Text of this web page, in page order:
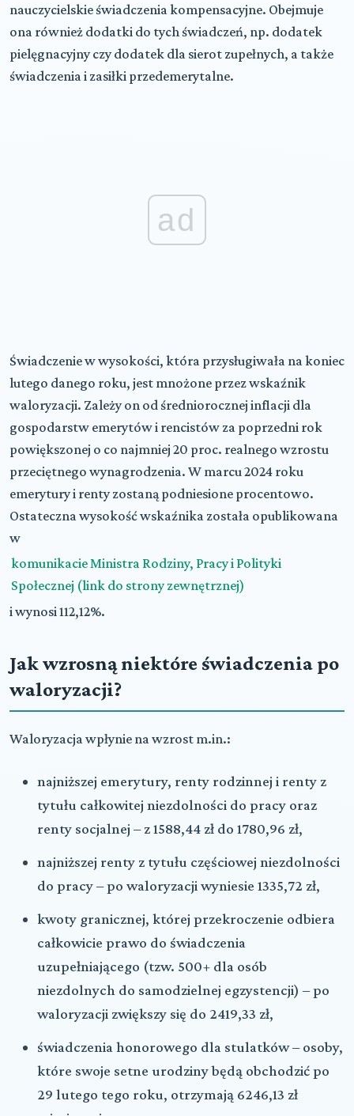
nauczycielskie świadczenia kompensacyjne. Obejmuje
ona również dodatki do tych świadczeń, np. dodatek
pielęgnacyjny czy dodatek dla sierot zupełnych, a także
świadczenia i zasiłki przedemerytalne.
ad
Świadczenie w wysokości, która przysługiwała na koniec
lutego danego roku, jest mnożone przez wskaźnik
waloryzacji. Zależy on od średniorocznej inflacji dla
gospodarstw emerytów i rencistów za poprzedni rok
powiększonej o co najmniej 20 proc. realnego wzrostu
przeciętnego wynagrodzenia. W marcu 2024 roku
emerytury i renty zostaną podniesione procentowo.
Ostateczna wysokość wskaźnika została opublikowana
w
komunikacie Ministra Rodziny, Pracy i Polityki
Społecznej (link do strony zewnętrznej)
i wynosi 112,12%.
Jak wzrosną niektóre świadczenia po
waloryzacji?
Waloryzacja wpłynie na wzrost m.in.:
najniższej emerytury, renty rodzinnej i renty z
tytułu całkowitej niezdolności do pracy oraz
renty socjalnej – z 1588,44 zł do 1780,96 zł,
najniższej renty z tytułu częściowej niezdolności
do pracy – po waloryzacji wyniesie 1335,72 zł,
kwoty granicznej, której przekroczenie odbiera
całkowicie prawo do świadczenia
uzupełniającego (tzw. 500+ dla osób
niezdolnych do samodzielnej egzystencji) – po
waloryzacji zwiększy się do 2419,33 zł,
świadczenia honorowego dla stulatków – osoby,
które swoje setne urodziny będą obchodzić po
29 lutego tego roku, otrzymają 6246,13 zł